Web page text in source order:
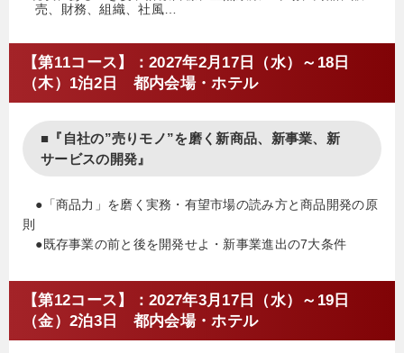
売、財務、組織、社風…
【第11コース】：2027年2月17日（水）～18日
（木）1泊2日 都内会場・ホテル
■『自社の”売りモノ”を磨く新商品、新事業、新
サービスの開発』
●「商品力」を磨く実務・有望市場の読み方と商品開発の原
則
●既存事業の前と後を開発せよ・新事業進出の7大条件
【第12コース】：2027年3月17日（水）～19日
（金）2泊3日 都内会場・ホテル